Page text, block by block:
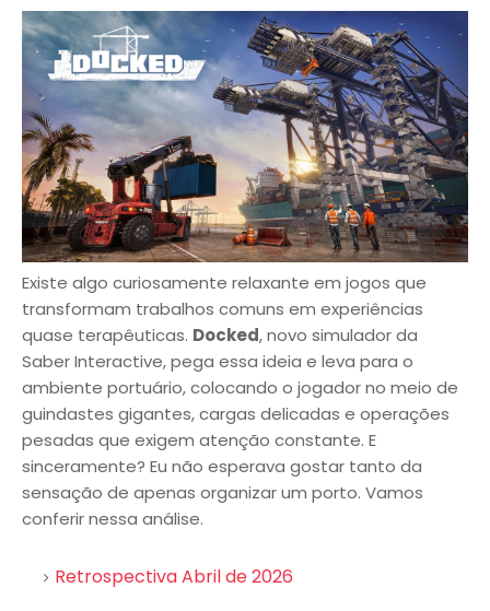
Existe algo curiosamente relaxante em jogos que
transformam trabalhos comuns em experiências
quase terapêuticas. Docked, novo simulador da
Saber Interactive, pega essa ideia e leva para o
ambiente portuário, colocando o jogador no meio de
guindastes gigantes, cargas delicadas e operações
pesadas que exigem atenção constante. E
sinceramente? Eu não esperava gostar tanto da
sensação de apenas organizar um porto. Vamos
conferir nessa análise.
Retrospectiva Abril de 2026